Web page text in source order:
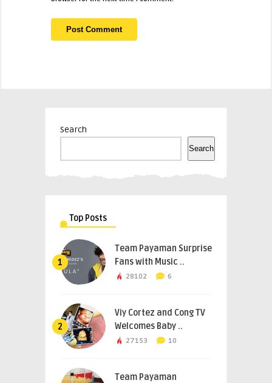
Search
Search
Top Posts
1
Team Payaman Surprise
Fans with Music ..
28102 6
2
Viy Cortez and Cong TV
Welcomes Baby ..
27153 10
Team Payaman